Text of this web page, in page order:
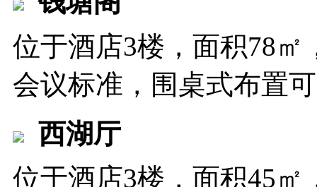
位于酒店3楼，面积78
会议标准，围桌式布置
西湖厅
位于酒店3楼，面积45